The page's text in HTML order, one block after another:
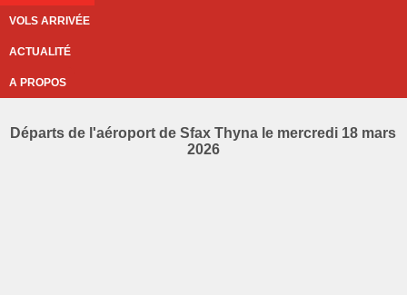
VOLS ARRIVÉE
ACTUALITÉ
A PROPOS
Départs de l'aéroport de Sfax Thyna le mercredi 18 mars
2026